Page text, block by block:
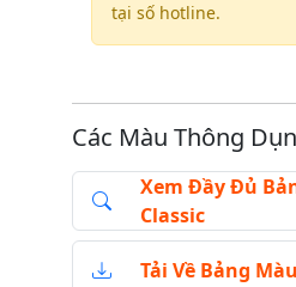
tại số hotline.
Các Màu Thông
Xem Đầy Đủ
Classic
Tải Về Bảng